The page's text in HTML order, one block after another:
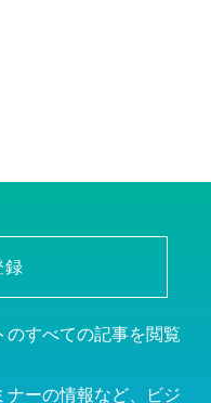
録
のすべての記事を閲覧
ナーの情報など、ビジ